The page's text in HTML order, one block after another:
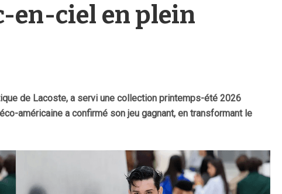
en-ciel en plein
de Lacoste, a servi une collection printemps-été 2026
américaine a confirmé son jeu gagnant, en transformant le